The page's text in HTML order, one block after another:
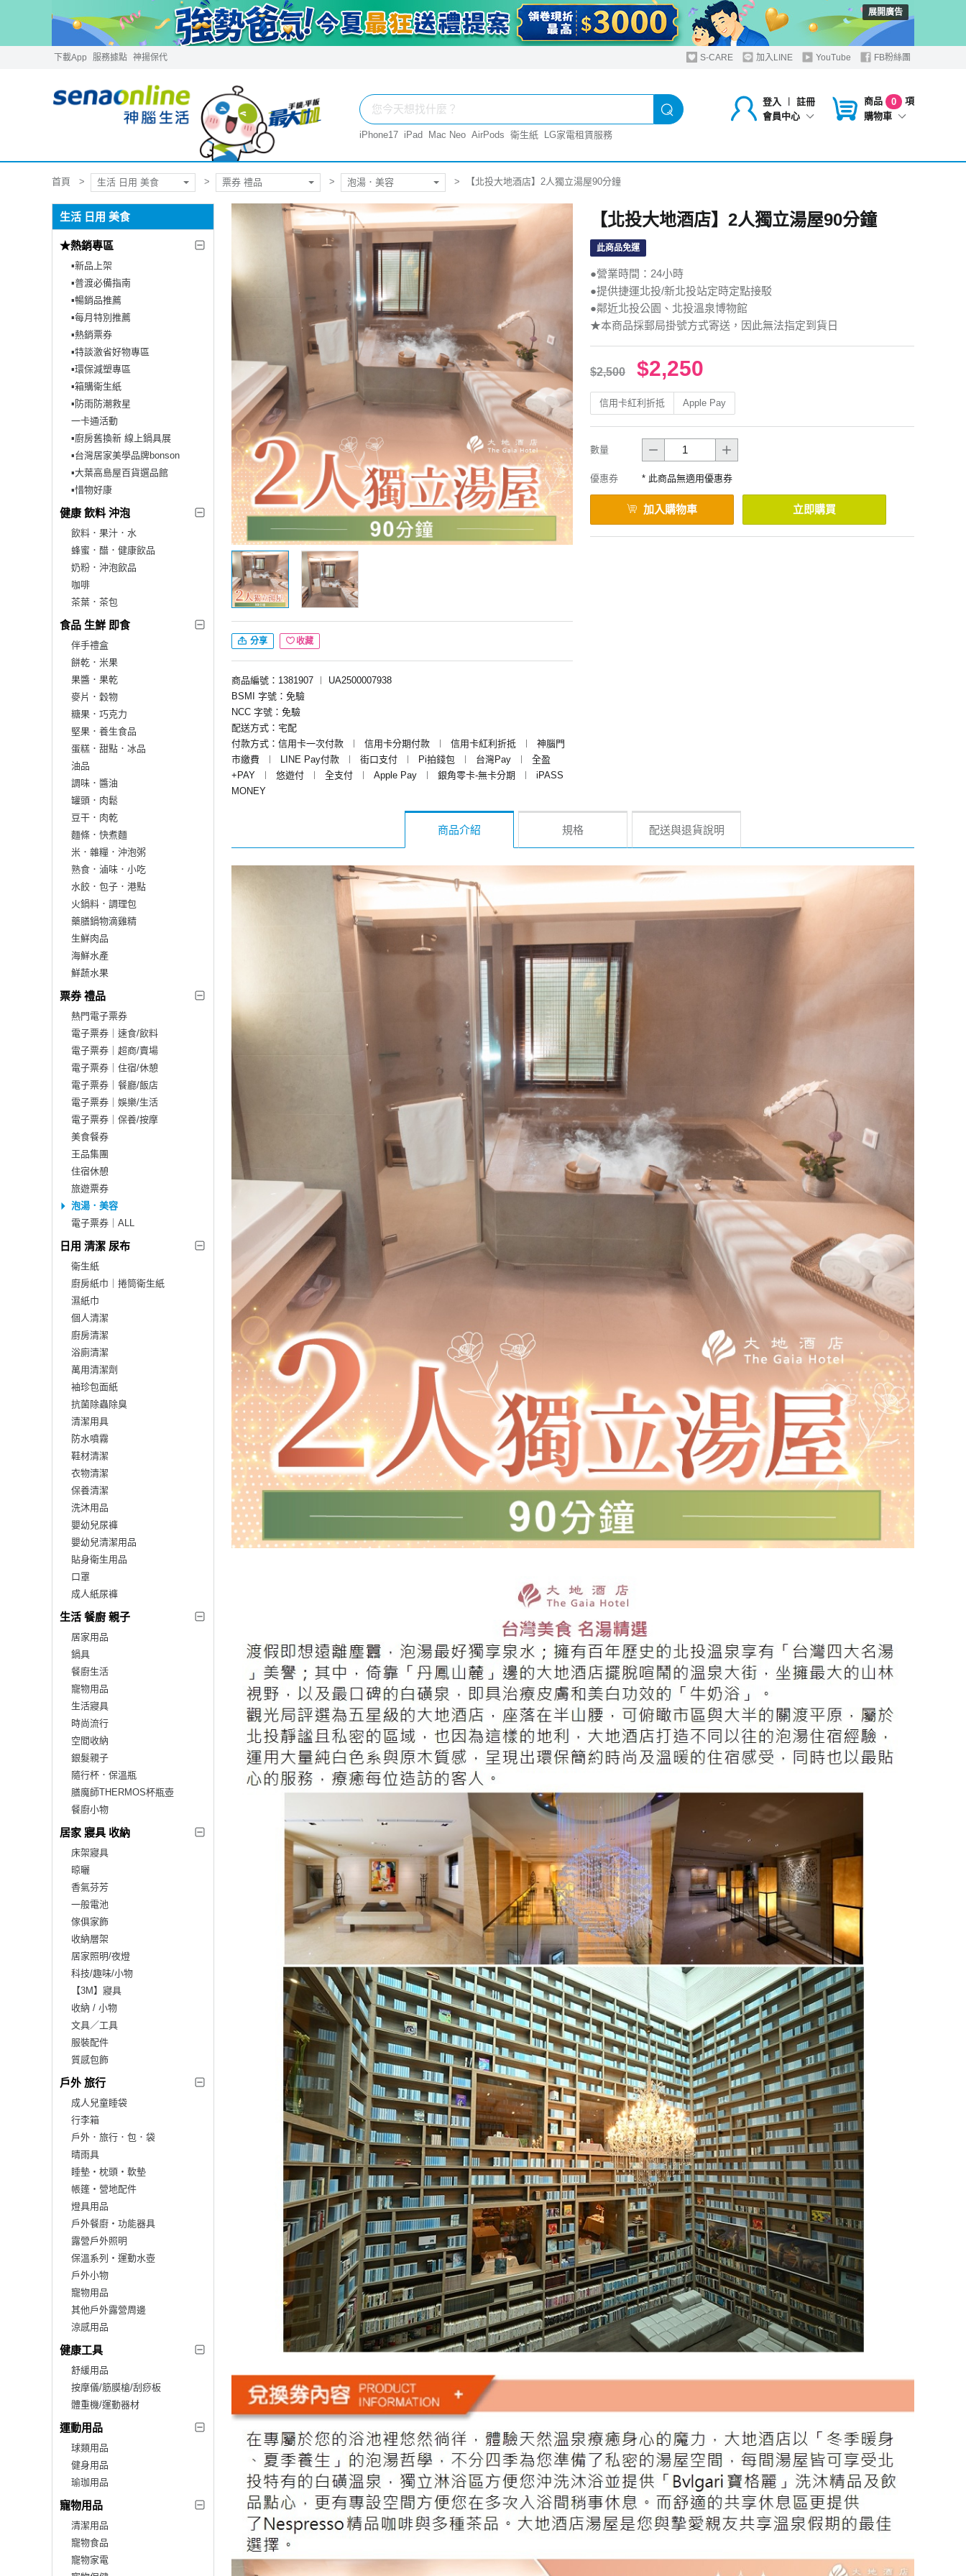
展開廣告
下載App 服務據點 神揚保代 S-CARE 加入LINE YouTube FB粉絲團
登入 ︱
註冊
會員中心
商品 0
項
購物車
iPhone17 iPad Mac Neo AirPods 衛生紙 LG家電租賃服務
首頁 生活 日用 美食 票券 禮品 泡湯．美容 【北投大地酒店】2人獨立湯屋90分鐘
生活 日用 美食
★熱銷專區
▪︎新品上架
▪︎普渡必備指南
▪︎暢銷品推薦
▪︎每月特別推薦
▪︎熱銷票券
▪︎特談激省好物專區
▪︎環保減塑專區
▪︎箱購衛生紙
▪︎防雨防潮救星
一卡通活動
▪︎廚房舊換新 線上鍋具展
▪︎台灣居家美學品牌bonson
▪︎大葉高島屋百貨選品館
▪︎惜物好康
健康 飲料 沖泡
飲料．果汁．水
蜂蜜．醋．健康飲品
奶粉．沖泡飲品
咖啡
茶葉．茶包
食品 生鮮 即食
伴手禮盒
餅乾．米果
果醬．果乾
麥片．穀物
糖果．巧克力
堅果．養生食品
蛋糕．甜點．冰品
油品
調味．醬油
罐頭．肉鬆
豆干．肉乾
麵條．快煮麵
米．雜糧．沖泡粥
熟食．滷味．小吃
水餃．包子．港點
火鍋料．調理包
藥膳鍋物滴雞精
生鮮肉品
海鮮水產
鮮蔬水果
票券 禮品
熱門電子票券
電子票券｜速食/飲料
電子票券｜超商/賣場
電子票券｜住宿/休憩
電子票券｜餐廳/飯店
電子票券｜娛樂/生活
電子票券｜保養/按摩
美食餐券
王品集團
住宿休憩
旅遊票券
泡湯．美容
電子票券｜ALL
日用 清潔 尿布
衛生紙
廚房紙巾｜捲筒衛生紙
濕紙巾
個人清潔
廚房清潔
浴廁清潔
萬用清潔劑
袖珍包面紙
抗菌除蟲除臭
清潔用具
防水噴霧
鞋材清潔
衣物清潔
保養清潔
洗沐用品
嬰幼兒尿褲
嬰幼兒清潔用品
貼身衛生用品
口罩
成人紙尿褲
生活 餐廚 親子
居家用品
鍋具
餐廚生活
寵物用品
生活寢具
時尚流行
空間收納
銀髮親子
隨行杯．保溫瓶
膳魔師THERMOS杯瓶壺
餐廚小物
居家 寢具 收納
床架寢具
晾曬
香氣芬芳
一般電池
傢俱家飾
收納層架
居家照明/夜燈
科技/趣味/小物
【3M】寢具
收納 / 小物
文具／工具
服裝配件
質感包飾
戶外 旅行
成人兒童睡袋
行李箱
戶外．旅行．包．袋
晴雨具
睡墊‧枕頭‧軟墊
帳篷‧營地配件
燈具用品
戶外餐廚‧功能器具
露營戶外照明
保溫系列‧運動水壺
戶外小物
寵物用品
其他戶外露營周邊
涼感用品
健康工具
舒緩用品
按摩儀/筋膜槍/刮痧板
體重機/運動器材
運動用品
球類用品
健身用品
瑜珈用品
寵物用品
清潔用品
寵物食品
寵物家電
分享 收藏
商品編號：1381907 ︱
UA2500007938
BSMI 字號：免驗
NCC 字號：免驗
配送方式：宅配
付款方式：信用卡一次付款
︱ 信用卡分期付款 ︱ 信用卡紅利折抵 ︱
神腦門
市繳費
︱ LINE Pay付款 ︱ 街口支付 ︱ Pi拍錢包 ︱ 台灣Pay ︱
全盈
+PAY
︱ 悠遊付 ︱ 全支付 ︱ Apple Pay ︱ 銀角零卡-無卡分期 ︱
iPASS
MONEY
【北投大地酒店】2人獨立湯屋90分鐘
此商品免運
●營業時間：24小時
●提供捷運北投/新北投站定時定點接駁
●鄰近北投公園、北投溫泉博物館
★本商品採郵局掛號方式寄送，因此無法指定到貨日
$2,500 $2,250
信用卡紅利折抵 Apple Pay
數量
優惠券 * 此商品無適用優惠券
加入購物車 立即購買
商品介紹 規格 配送與退貨說明